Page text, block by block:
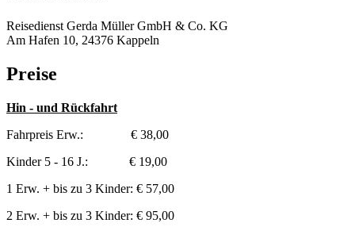
Reisedienst Gerda Müller GmbH & Co. KG
Am Hafen 10, 24376 Kappeln
Preise
Hin - und Rückfahrt
Fahrpreis Erw.: € 38,00
Kinder 5 - 16 J.: € 19,00
1 Erw. + bis zu 3 Kinder: € 57,00
2 Erw. + bis zu 3 Kinder: € 95,00